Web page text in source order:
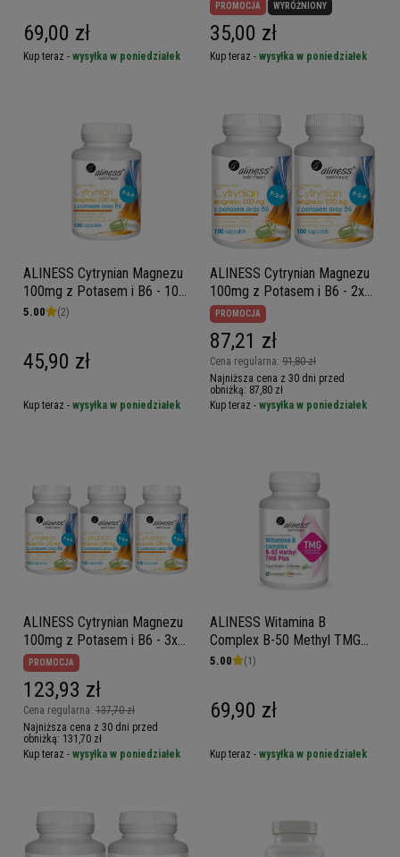
69,00 zł
Kup teraz - wysyłka w poniedziałek
PROMOCJA WYRÓŻNIONY
35,00 zł
Kup teraz - wysyłka w poniedziałek
ALINESS Cytrynian Magnezu
100mg z Potasem i B6 - 100
caps
5.00 (2)
45,90 zł
Kup teraz - wysyłka w poniedziałek
ALINESS Cytrynian Magnezu
100mg z Potasem i B6 - 2x
100 caps
PROMOCJA
Cena regularna: 91,80 zł
87,21 zł
Najniższa cena z 30 dni przed
obniżką: 87,80 zł
Kup teraz - wysyłka w poniedziałek
ALINESS Cytrynian Magnezu
100mg z Potasem i B6 - 3x
100 caps
PROMOCJA
Cena regularna: 137,70 zł
123,93 zł
Najniższa cena z 30 dni przed
obniżką: 131,70 zł
Kup teraz - wysyłka w poniedziałek
ALINESS Witamina B
Complex B-50 Methyl TMG
PLUS - 100vcaps.
5.00 (1)
69,90 zł
Kup teraz - wysyłka w poniedziałek